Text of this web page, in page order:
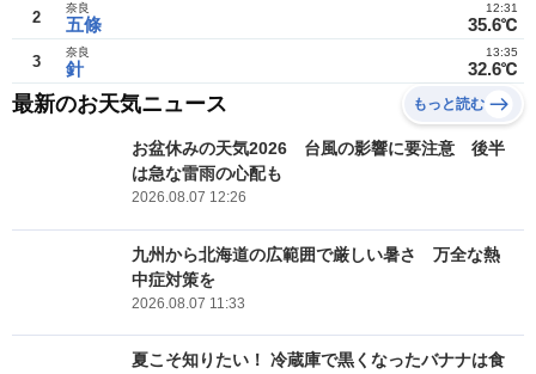
2 五條
奈良
35.6℃
12:31
3 針
奈良
32.6℃
13:35
最新のお天気ニュース もっと読む
お盆休みの天気2026 台風の影響に要注意 後半
は急な雷雨の心配も
2026.08.07 12:26
九州から北海道の広範囲で厳しい暑さ 万全な熱
中症対策を
2026.08.07 11:33
夏こそ知りたい！ 冷蔵庫で黒くなったバナナは食